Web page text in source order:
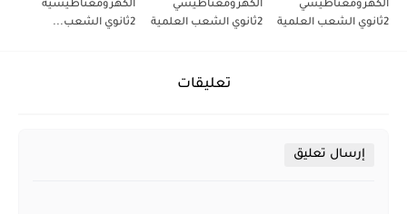
الكهرومغناطيسي
2ثانوي الشعب العلمية
الكهرومغناطيسي
2ثانوي الشعب العلمية
الكهرومغناطيسية
2ثانوي الشعب...
تعليقات
إرسال تعليق